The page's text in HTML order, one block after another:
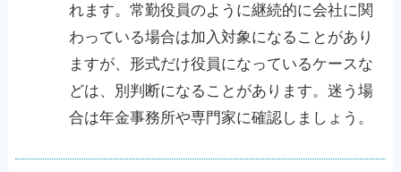
れます。常勤役員のように継続的に会社に関
わっている場合は加入対象になることがあり
ますが、形式だけ役員になっているケースな
どは、別判断になることがあります。迷う場
合は年金事務所や専門家に確認しましょう。